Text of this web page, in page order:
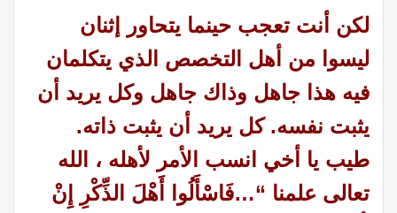
لكن أنت تعجب حينما يتحاور إثنان
ليسوا من أهل التخصص الذي يتكلمان
فيه هذا جاهل وذاك جاهل وكل يريد أن
يثبت نفسه. كل يريد أن يثبت ذاته.
طيب يا أخي انسب الأمر لأهله ، الله
تعالى علمنا “…فَاسْأَلُوا أَهْلَ الذِّكْرِ إِنْ